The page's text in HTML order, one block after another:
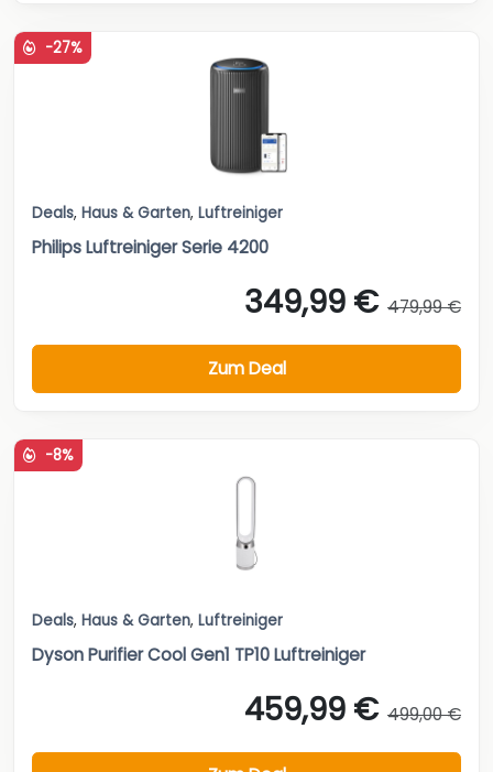
-27%
Deals, Haus & Garten, Luftreiniger
Philips Luftreiniger Serie 4200
349,99 € 479,99 €
Zum Deal
-8%
Deals, Haus & Garten, Luftreiniger
Dyson Purifier Cool Gen1 TP10 Luftreiniger
459,99 € 499,00 €